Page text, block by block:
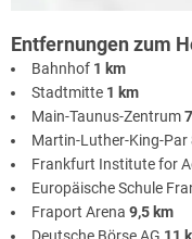
Entfernungen zum
Bahnhof 1 km
Stadtmitte 1 km
Main-Taunus-Zentrum
Martin-Luther-King-Par
Frankfurt Institute for
Europäische Schule
Fraport Arena 9,5 km
Deutsche Börse AG 11